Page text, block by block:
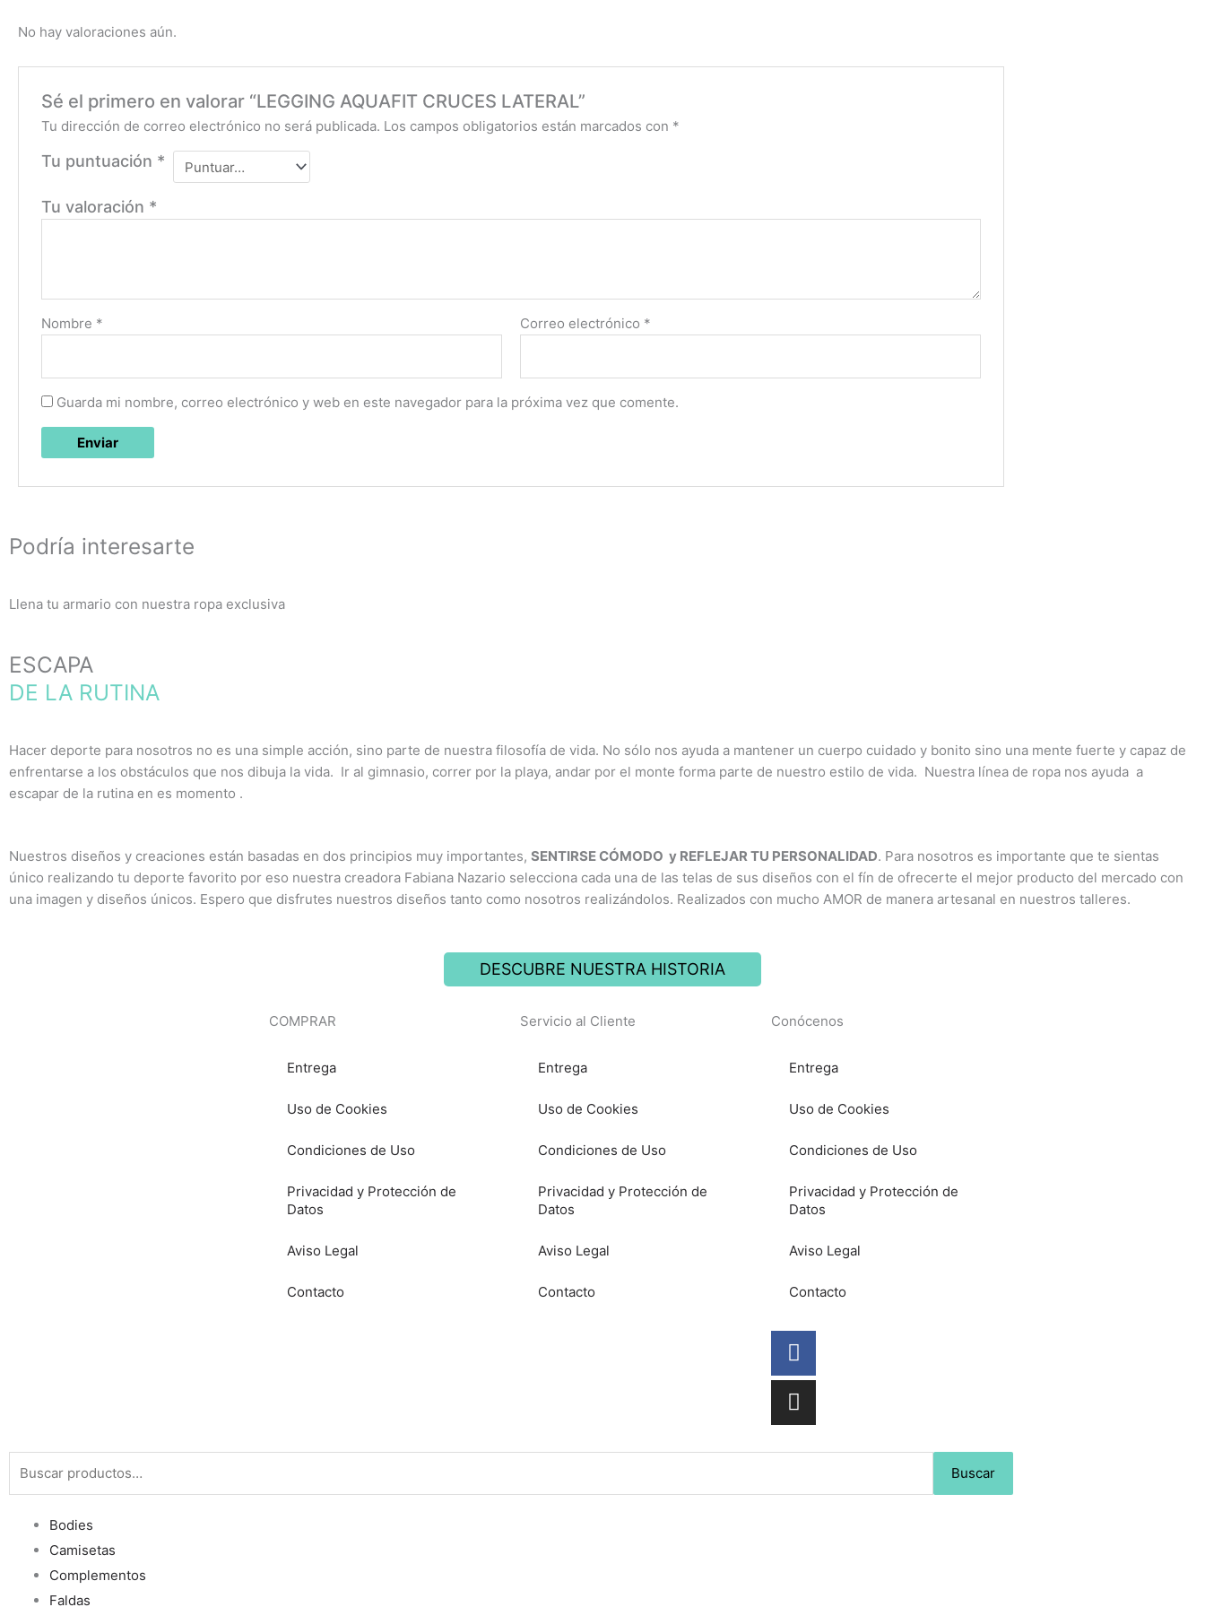
No hay valoraciones aún.
Sé el primero en valorar “LEGGING AQUAFIT CRUCES LATERAL”
Tu dirección de correo electrónico no será publicada. Los campos obligatorios están marcados con *
Tu puntuación *
Tu valoración *
Nombre * Correo electrónico *
Guarda mi nombre, correo electrónico y web en este navegador para la próxima vez que comente.
Podría interesarte
Llena tu armario con nuestra ropa exclusiva
ESCAPA
DE LA RUTINA
Hacer deporte para nosotros no es una simple acción, sino parte de nuestra filosofía de vida. No sólo nos ayuda a mantener un cuerpo cuidado y bonito sino una mente fuerte y capaz de
enfrentarse a los obstáculos que nos dibuja la vida. Ir al gimnasio, correr por la playa, andar por el monte forma parte de nuestro estilo de vida. Nuestra línea de ropa nos ayuda a
escapar de la rutina en es momento .
Nuestros diseños y creaciones están basadas en dos principios muy importantes, SENTIRSE CÓMODO y REFLEJAR TU PERSONALIDAD. Para nosotros es importante que te sientas
único realizando tu deporte favorito por eso nuestra creadora Fabiana Nazario selecciona cada una de las telas de sus diseños con el fín de ofrecerte el mejor producto del mercado con
una imagen y diseños únicos. Espero que disfrutes nuestros diseños tanto como nosotros realizándolos. Realizados con mucho AMOR de manera artesanal en nuestros talleres.
DESCUBRE NUESTRA HISTORIA
COMPRAR
Entrega
Uso de Cookies
Condiciones de Uso
Privacidad y Protección de
Datos
Aviso Legal
Contacto
Servicio al Cliente
Entrega
Uso de Cookies
Condiciones de Uso
Privacidad y Protección de
Datos
Aviso Legal
Contacto
Conócenos
Entrega
Uso de Cookies
Condiciones de Uso
Privacidad y Protección de
Datos
Aviso Legal
Contacto
Facebook
Instagram
por:
Buscar
Bodies
Camisetas
Complementos
Faldas